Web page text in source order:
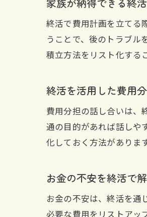
終活で費用計画を立てる
うことで、後のトラブル
積立方法をリスト化する
終活を活用した費用
費用分担の話し合いは、
通の目的があれば話しや
化しておく方法がありま
お金の不安を終活で
お金の不安は、終活を通
必要な費用をリストアッ